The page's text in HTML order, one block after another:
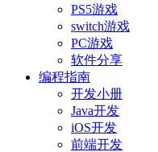
PS5游戏
switch游戏
PC游戏
软件分享
编程指南
开发小册
Java开发
iOS开发
前端开发